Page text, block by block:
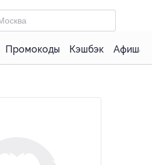
Промокоды Кэшбэк Афиша